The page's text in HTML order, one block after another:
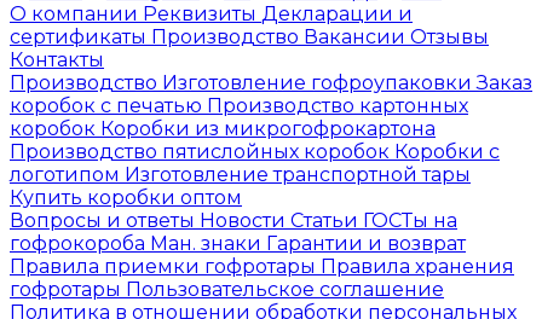
О компании Реквизиты Декларации и
сертификаты Производство Вакансии Отзывы
Контакты
Производство Изготовление гофроупаковкиЗаказ
коробок с печатью Производство картонных
коробок Коробки из микрогофрокартона
Производство пятислойных коробок Коробки с
логотипом Изготовление транспортной тары
Купить коробки оптом
Вопросы и ответы Новости Статьи ГОСТы на
гофрокороба Ман. знаки Гарантии и возврат
Правила приемки гофротары Правила хранения
гофротары Пользовательское соглашение
Политика в отношении обработки персональных